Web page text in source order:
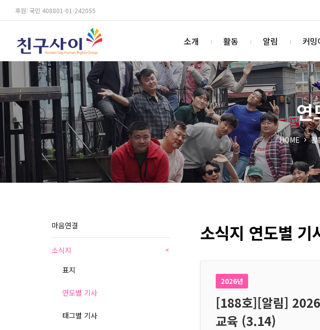
후원: 국민 408801-01-242055
소개 활동 알림 커밍
연
HOME 활
마음연결
소식지 +
표지
연도별 기사
태그별 기사
소식지 연도별 기
2026년
[188호][알림] 2026
교육 (3.14)